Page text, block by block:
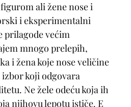
ali žene nose i
i eksperimentalni
prilagode većim
mnogo prelepih,
i žena koje nose veličine
koji odgovara
Ne žele odeću koja ih
njihovu lepotu ističe. E